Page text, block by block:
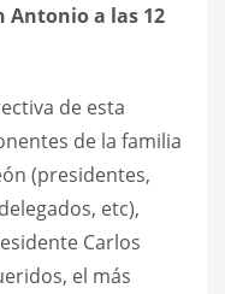
Antonio a las 12
de esta
de la familia
(presidentes,
etc),
Carlos
el más